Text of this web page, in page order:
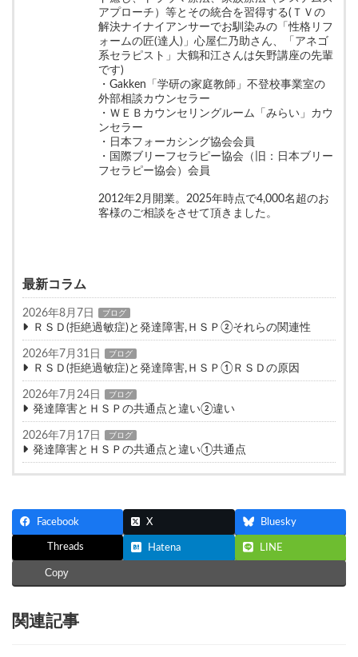
アプローチ）等とその統合を習得する(ＴＶの
解決ナイナイアンサーでお馴染みの「性格リフ
ォームの匠(達人)」心屋仁乃助さん、「アネゴ
系セラピスト」大鶴和江さんは矢野講座の先輩
です)
・Gakken「学研の家庭教師」不登校事業室の
外部相談カウンセラー
・ＷＥＢカウンセリングルーム「みらい」カウ
ンセラー
・日本フォーカシング協会会員
・国際ブリーフセラピー協会（旧：日本ブリー
フセラピー協会）会員
2012年2月開業。2025年時点で4,000名超のお
客様のご相談をさせて頂きました。
最新コラム
2026年8月7日 ブログ
ＲＳＤ(拒絶過敏症)と発達障害,ＨＳＰ②それらの関連性
2026年7月31日 ブログ
ＲＳＤ(拒絶過敏症)と発達障害,ＨＳＰ①ＲＳＤの原因
2026年7月24日 ブログ
発達障害とＨＳＰの共通点と違い②違い
2026年7月17日 ブログ
発達障害とＨＳＰの共通点と違い①共通点
Facebook X Bluesky
Threads Hatena LINE
Copy
関連記事